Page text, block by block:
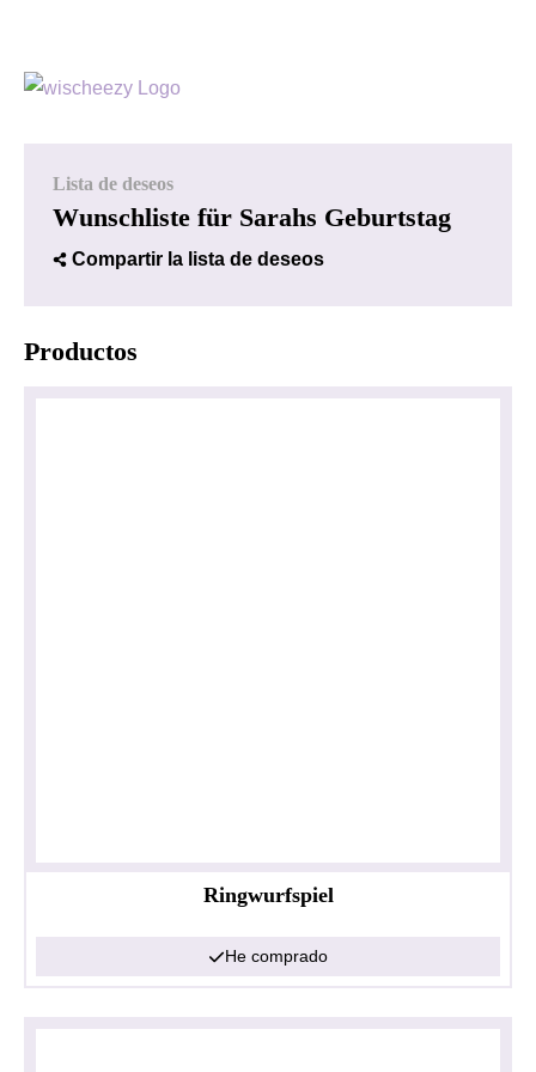
Lista de deseos
Wunschliste für Sarahs Geburtstag
Compartir la lista de deseos
Productos
Ringwurfspiel
He comprado